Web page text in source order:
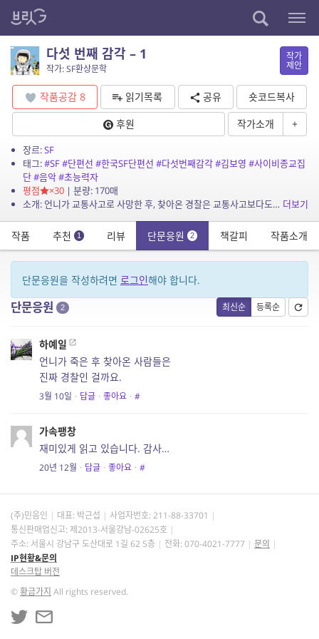
다섯 번째 감각 – 1
작가: SF환상문학
작가
제안
작품공감 8 읽기목록 공유
숏코드복사
후원
작가소개 +
장르:SF
태그:#SF#단편선 #한국SF단편선 #다섯번째감각#김보영 #사이비종교집
단#음악#초능력자
평점
×30| 분량: 170매
소개: 언니가 교통사고로 사망한 후, 찾아온 경찰은 교통사고보다도 언니가 활동하던 모종의 종교 조직에 대한 조사에 더 열을 올린다. 의문을 품고 언니의 과거 행적을 뒤쫓으며 새로운 세계를... 더보기
작품 추천 1 리뷰 단문응원 2 책갈피 작품소개
단문응원을 작성하려면 로그인해야 합니다.
최신순 등록순
단문응원 2
하예일
언니가 죽은 후 찾아온 사람들은
진짜 경찰인 걸까요.
3월 10일 · 답글 · 좋아요 · #
가속팽창
재미있게 읽고 있습니다. 감사…
20년 12월 · 답글 · 좋아요 · #
(주)민음인 대표: 박근섭 사업자번호: 211-88-33701
통신판매업신고: 제2013-서울강남-02625호
주소: 서울시 강남구 도산대로 1길 62 5층
전화: 070-4021-7777
문의
IP현황&문의
데스크탑 버전
©황금가지 All rights reserved.